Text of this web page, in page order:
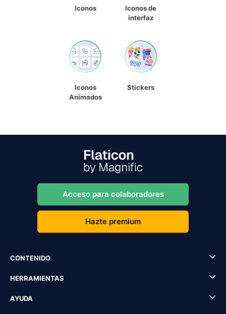
Iconos
Iconos de
interfaz
Iconos
Animados
Stickers
Acceso para colaboradores
Hazte premium
CONTENIDO
HERRAMIENTAS
AYUDA